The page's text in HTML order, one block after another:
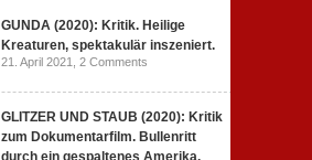
GUNDA (2020): Kritik. Heilige
Kreaturen, spektakulär inszeniert.
21. April 2021, 2 Comments
GLITZER UND STAUB (2020): Kritik
zum Dokumentarfilm. Bullenritt
durch ein gespaltenes Amerika.